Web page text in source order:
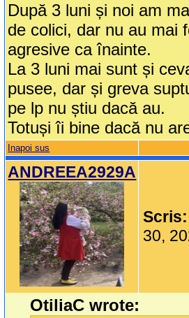
După 3 luni și noi am
de colici, dar nu au mai
agresive ca înainte.
La 3 luni mai sunt și
pusee, dar și greva
pe lp nu știu dacă au.
Totuși îi bine dacă nu
Inapoi sus
ANDREEA2929A
Scris:
30,
OtiliaC wrote: